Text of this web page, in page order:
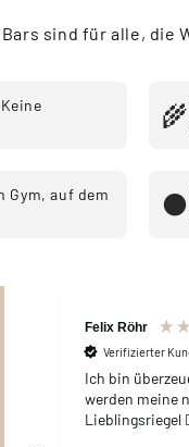
sind für alle, die
🌾
Gym, auf dem
⚫
Felix Röhr
Verifizierter
Ich bin
werden meine
Lieblingsriegel